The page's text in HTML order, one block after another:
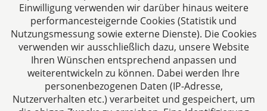
Das europäische Kanzlei-Netzwerk
Einwilligung verwenden wir darüber hinaus weitere
performancesteigernde Cookies (Statistik und
Nutzungsmessung sowie externe Dienste). Die Cookies
verwenden wir ausschließlich dazu, unsere Website
Ihren Wünschen entsprechend anpassen und
weiterentwickeln zu können. Dabei werden Ihre
personenbezogenen Daten (IP-Adresse,
Nutzerverhalten etc.) verarbeitet und gespeichert, um